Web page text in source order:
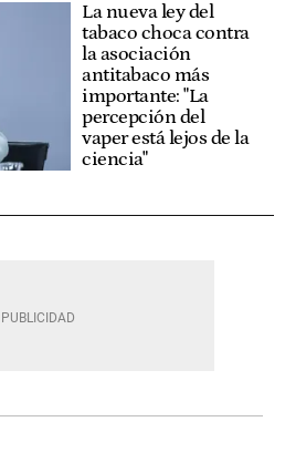
La nueva ley del
tabaco choca contra
la asociación
antitabaco más
importante: "La
percepción del
vaper está lejos de la
ciencia"